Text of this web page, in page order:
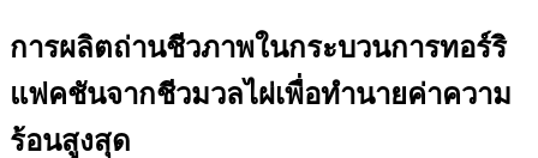
การผลิตถ่านชีวภาพในกระบวนการทอร์ริ
แฟคชันจากชีวมวลไผ่เพื่อทำนายค่าความ
ร้อนสูงสุด